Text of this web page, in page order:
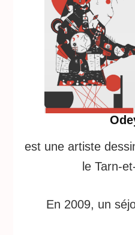
est une artiste
le Tarn-
En 2009, un